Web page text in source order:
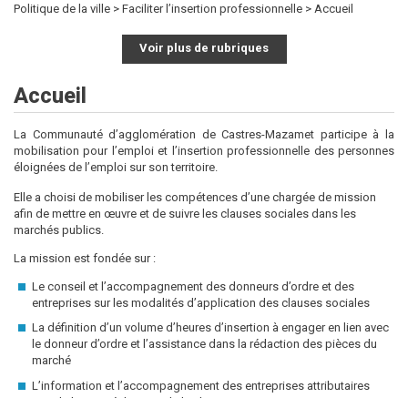
Politique de la ville
Faciliter l’insertion professionnelle Accueil
Voir plus de rubriques
Accueil
La Communauté d’agglomération de Castres-Mazamet participe à la
mobilisation pour l’emploi et l’insertion professionnelle des personnes
éloignées de l’emploi sur son territoire.
Elle a choisi de mobiliser les compétences d’une chargée de mission
afin de mettre en œuvre et de suivre les clauses sociales dans les
marchés publics.
La mission est fondée sur :
Le conseil et l’accompagnement des donneurs d’ordre et des
entreprises sur les modalités d’application des clauses sociales
La définition d’un volume d’heures d’insertion à engager en lien avec
le donneur d’ordre et l’assistance dans la rédaction des pièces du
marché
L’information et l’accompagnement des entreprises attributaires